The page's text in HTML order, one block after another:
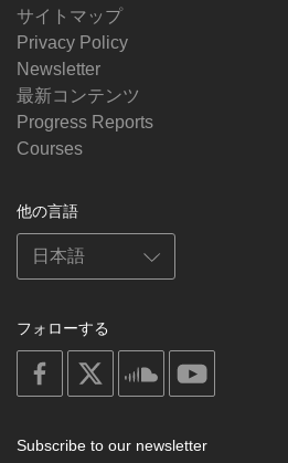
サイトマップ
Privacy Policy
Newsletter
最新コンテンツ
Progress Reports
Courses
他の言語
フォローする
on
facebook
soundcloud
Subscribe to our newsletter